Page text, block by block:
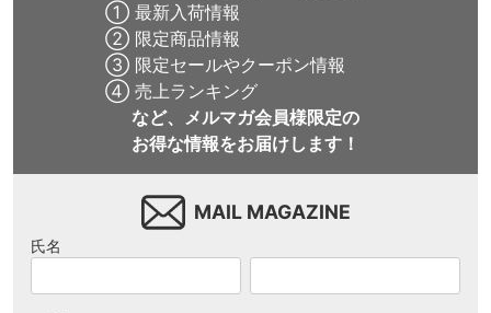
① 最新入荷情報
② 限定商品情報
③ 限定セールやクーポン情報
④ 売上ランキング
など、メルマガ会員様限定の
お得な情報をお届けします！
MAIL MAGAZINE
氏名